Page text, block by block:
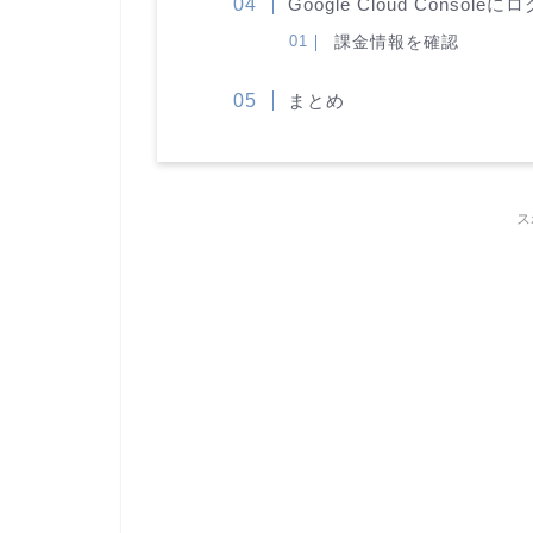
Google Cloud Consoleにロ
課金情報を確認
まとめ